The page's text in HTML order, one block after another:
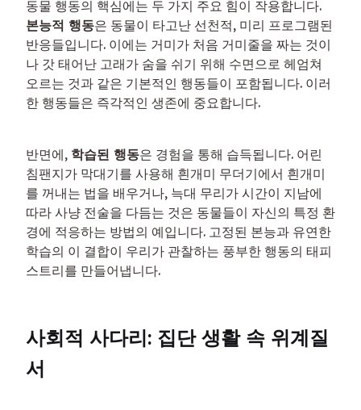
본능적 행동은 동물이 타고난 선천적, 미리 프로그램된
반응들입니다. 이에는 거미가 처음 거미줄을 짜는 것이
나 갓 태어난 고래가 숨을 쉬기 위해 수면으로 헤엄쳐
오르는 것과 같은 기본적인 행동들이 포함됩니다. 이러
한 행동들은 즉각적인 생존에 중요합니다.
반면에, 학습된 행동은 경험을 통해 습득됩니다. 어린
침팬지가 막대기를 사용해 흰개미 무더기에서 흰개미
를 꺼내는 법을 배우거나, 늑대 무리가 시간이 지남에
따라 사냥 전술을 다듬는 것은 동물들이 자신의 특정 환
경에 적응하는 방법의 예입니다. 고정된 본능과 유연한
학습의 이 결합이 우리가 관찰하는 풍부한 행동의 태피
스트리를 만들어냅니다.
사회적 사다리: 집단 생활 속 위계질
서